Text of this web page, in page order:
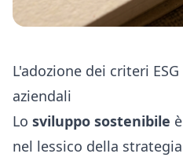
L'adozione dei criteri
aziendali
Lo sviluppo sostenibile
nel lessico della